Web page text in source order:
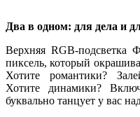
Два в одном: для дела и
Верхняя RGB-
пиксель, который
Хотите романтики?
Хотите динамики?
буквально танцует у вас